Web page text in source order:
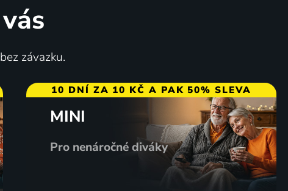
závazku.
10 DNÍ ZA 10 KČ A PAK 50% SLEVA
MINI
Pro nenáročné diváky